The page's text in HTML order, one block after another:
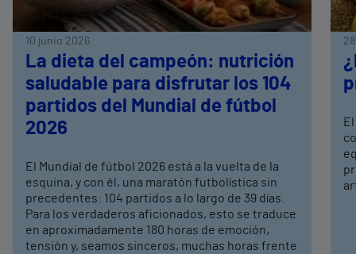
10 junio 2026
La dieta del campeón: nutrición
saludable para disfrutar los 104
partidos del Mundial de fútbol
2026
El Mundial de fútbol 2026 está a la vuelta de la
esquina, y con él, una maratón futbolística sin
precedentes: 104 partidos a lo largo de 39 días.
Para los verdaderos aficionados, esto se traduce
en aproximadamente 180 horas de emoción,
tensión y, seamos sinceros, muchas horas frente